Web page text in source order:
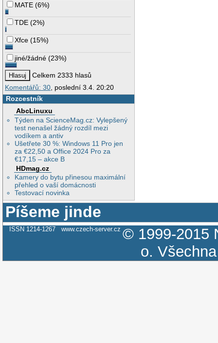
MATE (6%)
TDE (2%)
Xfce (15%)
jiné/žádné (23%)
Celkem 2333 hlasů
Komentářů: 30, poslední 3.4. 20:20
Rozcestník
AbcLinuxu
Týden na ScienceMag.cz: Vylepšený
test nenašel žádný rozdíl mezi
vodíkem a antiv
Ušetřete 30 %: Windows 11 Pro jen
za €22,50 a Office 2024 Pro za
€17,15 – akce B
HDmag.cz
Kamery do bytu přinesou maximální
přehled o vaší domácnosti
Testovací novinka
Píšeme jinde
ISSN 1214-1267 www.czech-server.cz © 1999-2015
o.